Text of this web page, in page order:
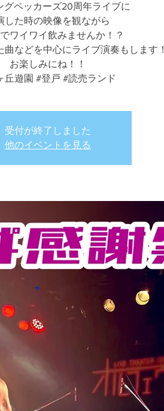
グペッカーズ20周年ライブに
した時の映像を観ながら
ワイワイ飲みませんか！？
曲などを中心にライブ演奏もします！
お楽しみにね！！
丘遊園 #登戸 #読売ランド
受付が終了しました
他のイベントを見る